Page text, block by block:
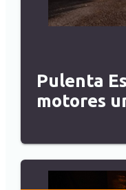
Pulenta
motores